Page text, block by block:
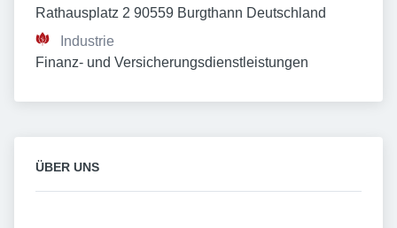
Rathausplatz 2 90559 Burgthann Deutschland
Industrie
Finanz- und Versicherungsdienstleistungen
ÜBER UNS